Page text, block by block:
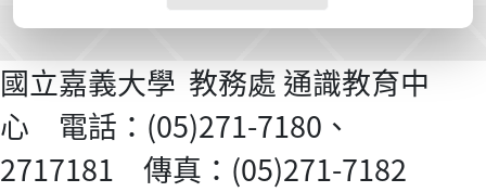
國立嘉義大學 教務處 通識教育中
心 電話：(05)271-7180、
2717181 傳真：(05)271-7182